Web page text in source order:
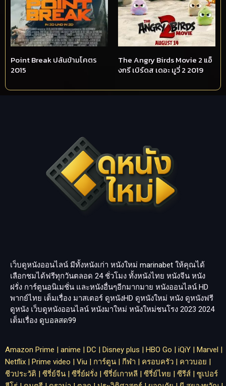
Point Break ปล้นข้ามโคตร
2015
The Angry Birds Movie 2 แอ็
งกรี เบิร์ดส เดอะ มูวี่ 2 2019
เว็บดูหนังออนไลน์ มีทั้งหนังเก่า หนังใหม่ marinabet ให้คุณได้
เลือกชมได้ฟรีทุกวันตลอด 24 ชั่วโมง ทั้งหนังไทย หนังจีน หนัง
ฝรั่ง การ์ตูนอนิเมชั่น และหนังอื่นๆอีกมากมาย หนังออนไลน์ HD
พากย์ไทย เต็มเรื่อง มาสเตอร์ ดูหนังHD ดูหนังใหม่ หนัง ดูหนังฟรี
ดูหนัง เว็บดูหนังออนไลน์ หนังมาใหม่ หนังใหม่ชนโรง 2023 2024
เต็มเรื่อง ดูบอลสด99
Amazon Prime | anime | DC | Disney plus | HBO Go | iQiY | Marvel |
Netflix | Prime video | Viu | การ์ตูน | กีฬา | ครอบครัว | คาวบอย |
ชีวประวัติ | ซีรี่ย์จีน | ซีรี่ย์ฝรั่ง | ซีรี่ย์เกาหลี | ซีรี่ย์ไทย | ซีรีส์ | ซูเปอร์